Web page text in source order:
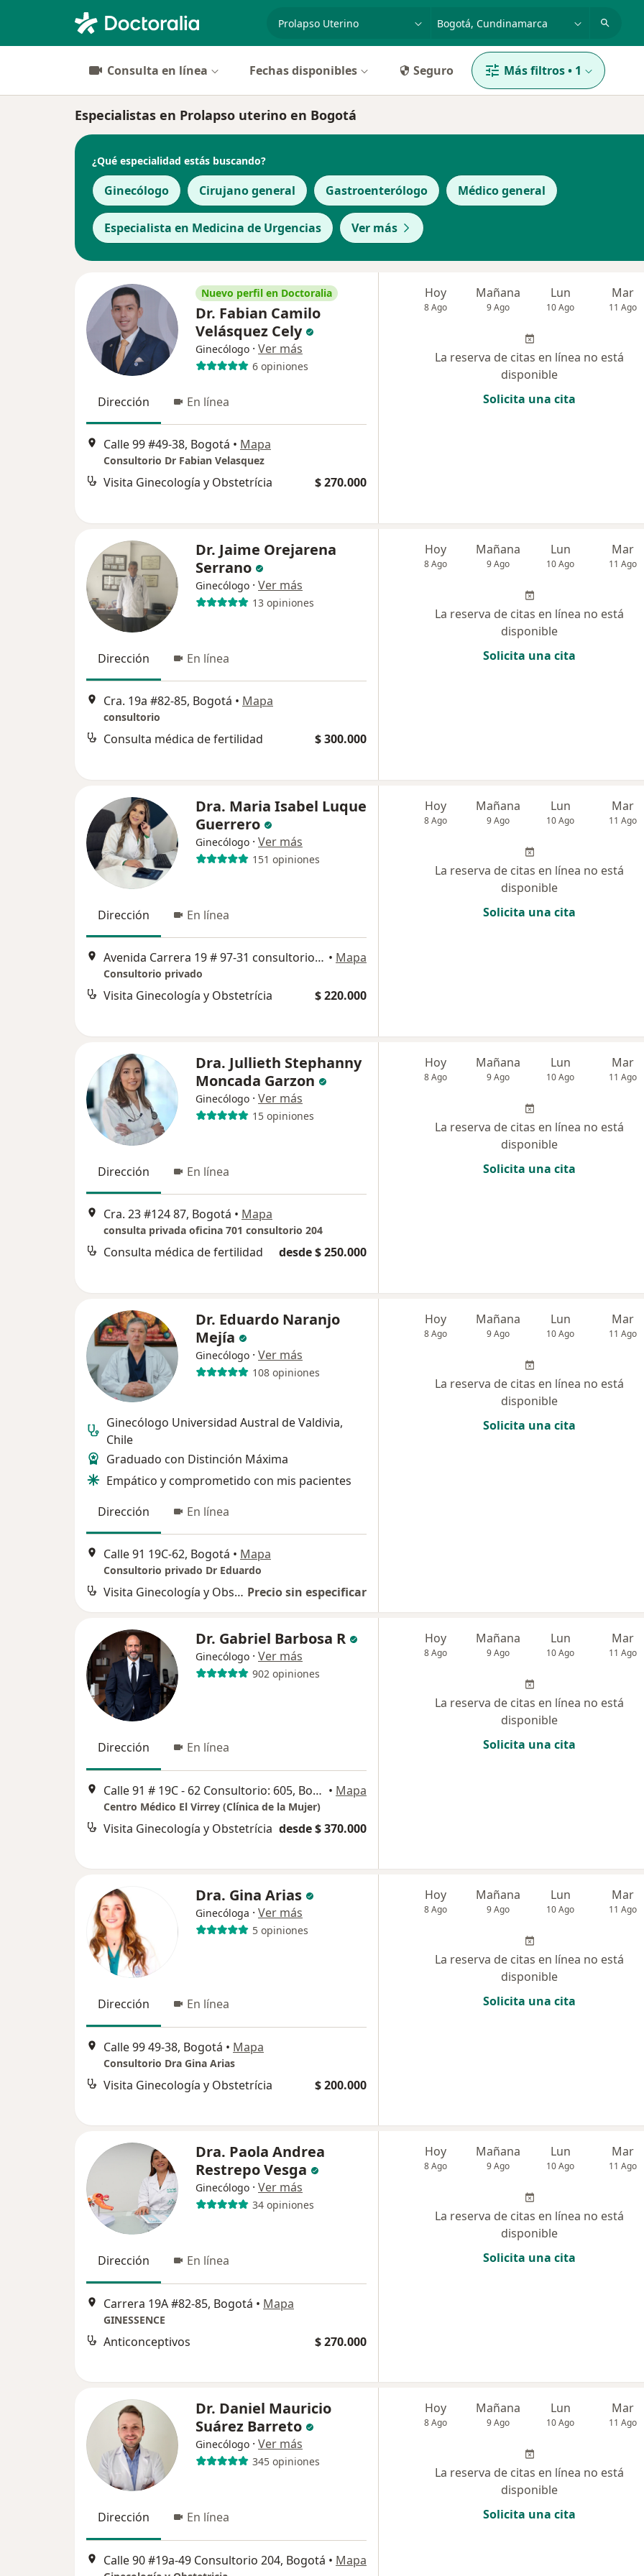
especialidad, enfermedad o nombre
p. ej. Bogotá
Consulta en línea Fechas disponibles Seguro Más filtros• 1
Especialistas en Prolapso uterino en Bogotá
¿Qué especialidad estás buscando?
Ginecólogo Cirujano general Gastroenterólogo Médico general
Especialista en Medicina de Urgencias Ver más
Nuevo perfil en Doctoralia
Dr. Fabian Camilo
Velásquez Cely
Ginecólogo · Ver más
6 opiniones
Dirección En línea
Calle 99 #49-38, Bogotá • Mapa
Consultorio Dr Fabian Velasquez
Visita Ginecología y Obstetrícia $ 270.000
Hoy
8 Ago
Mañana
9 Ago
Lun
10 Ago
Mar
11 Ago
La reserva de citas en línea no está
disponible
Solicita una cita
Dr. Jaime Orejarena
Serrano
Ginecólogo · Ver más
13 opiniones
Dirección En línea
Cra. 19a #82-85, Bogotá • Mapa
consultorio
Consulta médica de fertilidad $ 300.000
Hoy
8 Ago
Mañana
9 Ago
Lun
10 Ago
Mar
11 Ago
La reserva de citas en línea no está
disponible
Solicita una cita
Dra. Maria Isabel Luque
Guerrero
Ginecólogo · Ver más
151 opiniones
Dirección En línea
Avenida Carrera 19 # 97-31 consultorio 606 torre empresarial chico, Bogotá • Mapa
Consultorio privado
Visita Ginecología y Obstetrícia $ 220.000
Hoy
8 Ago
Mañana
9 Ago
Lun
10 Ago
Mar
11 Ago
La reserva de citas en línea no está
disponible
Solicita una cita
Dra. Jullieth Stephanny
Moncada Garzon
Ginecólogo · Ver más
15 opiniones
Dirección En línea
Cra. 23 #124 87, Bogotá • Mapa
consulta privada oficina 701 consultorio 204
Consulta médica de fertilidad desde $ 250.000
Hoy
8 Ago
Mañana
9 Ago
Lun
10 Ago
Mar
11 Ago
La reserva de citas en línea no está
disponible
Solicita una cita
Dr. Eduardo Naranjo
Mejía
Ginecólogo · Ver más
108 opiniones
Ginecólogo Universidad Austral de Valdivia,
Chile
Graduado con Distinción Máxima
Empático y comprometido con mis pacientes
Dirección
En línea
Calle 91 19C-62, Bogotá • Mapa
Consultorio privado Dr Eduardo
Visita Ginecología y Obstetrícia Precio sin especificar
Hoy
8 Ago
Mañana
9 Ago
Lun
10 Ago
Mar
11 Ago
La reserva de citas en línea no está
disponible
Solicita una cita
Dr. Gabriel Barbosa R
Ginecólogo · Ver más
902 opiniones
Dirección En línea
Calle 91 # 19C - 62 Consultorio: 605, Bogotá • Mapa
Centro Médico El Virrey (Clínica de la Mujer)
Visita Ginecología y Obstetrícia desde $ 370.000
Hoy
8 Ago
Mañana
9 Ago
Lun
10 Ago
Mar
11 Ago
La reserva de citas en línea no está
disponible
Solicita una cita
Dra. Gina Arias
Ginecóloga · Ver más
5 opiniones
Dirección En línea
Calle 99 49-38, Bogotá • Mapa
Consultorio Dra Gina Arias
Visita Ginecología y Obstetrícia $ 200.000
Hoy
8 Ago
Mañana
9 Ago
Lun
10 Ago
Mar
11 Ago
La reserva de citas en línea no está
disponible
Solicita una cita
Dra. Paola Andrea
Restrepo Vesga
Ginecólogo · Ver más
34 opiniones
Dirección En línea
Carrera 19A #82-85, Bogotá • Mapa
GINESSENCE
Anticonceptivos $ 270.000
Hoy
8 Ago
Mañana
9 Ago
Lun
10 Ago
Mar
11 Ago
La reserva de citas en línea no está
disponible
Solicita una cita
Dr. Daniel Mauricio
Suárez Barreto
Ginecólogo · Ver más
345 opiniones
Dirección En línea
Calle 90 #19a-49 Consultorio 204, Bogotá • Mapa
Hoy
8 Ago
Mañana
9 Ago
Lun
10 Ago
Mar
11 Ago
La reserva de citas en línea no está
disponible
Solicita una cita